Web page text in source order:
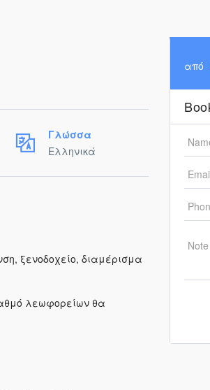
Γλώσσα
Ελληνικά
ξενοδοχείο, διαμέρισμα
λεωφορείων θα
από